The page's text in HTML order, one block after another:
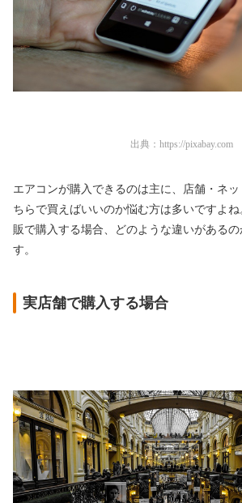
出典： https://pixabay.com
エアコンが購入できるのは主に、店舗・ネ
ちらで買えばいいのか悩む方は多いですよ
販で購入する場合、どのような違いがあるの
す。
実店舗で購入する場合